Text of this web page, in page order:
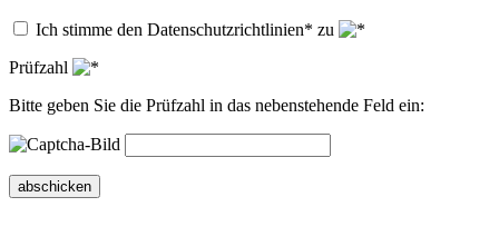
Ich stimme den Datenschutzrichtlinien* zu
Prüfzahl
Bitte geben Sie die Prüfzahl in das nebenstehende Feld ein:
abschicken